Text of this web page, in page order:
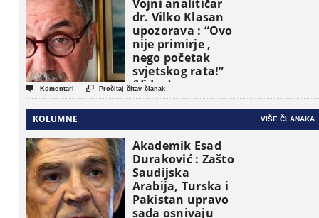
Vojni analitičar
dr. Vilko Klasan
upozorava : “Ovo
nije primirje ,
nego početak
svjetskog rata!”
(Video)
 Komentari  Pročitaj čitav članak
KOLUMNE VIŠE ČLANAKA
Akademik Esad
Duraković : Zašto
Saudijska
Arabija, Turska i
Pakistan upravo
sada osnivaju